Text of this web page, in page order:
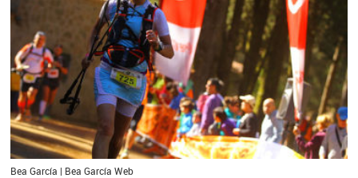
Bea García | Bea García Web